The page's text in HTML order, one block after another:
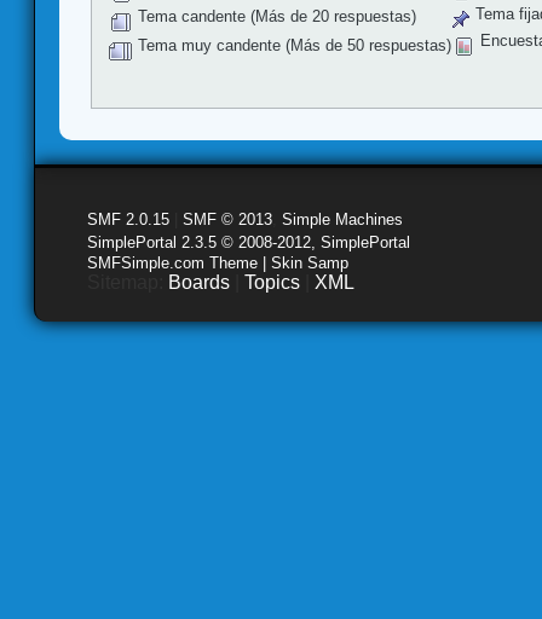
Tema candente (Más de 20 respuestas)
Tema muy candente (Más de 50 respuestas)
Tema
SMF 2.0.15 SMF © 2013 Simple Machines
SimplePortal 2.3.5 © 2008-2012, SimplePortal
SMFSimple.com Theme | Skin Samp
Boards Topics XML